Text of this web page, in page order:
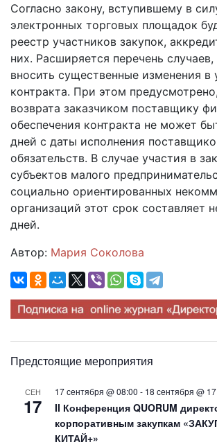
Согласно закону, вступившему в
электронных торговых площадок
реестр участников закупок,
них. Расширяется перечень
вносить существенные изменения в
контракта. При этом
возврата заказчиком поставщику
обеспечения контракта не может
дней с даты исполнения
обязательств. В случае участия в
субъектов малого
социально ориентированных
организаций этот срок составляет
дней.
Автор: Мария Соколова
Предстоящие мероприятия
СЕН
17
17 сентября @ 08:00 - 18 сентября @
II Конференция QUORUM
корпоративным закупкам
КИТАЙ+»